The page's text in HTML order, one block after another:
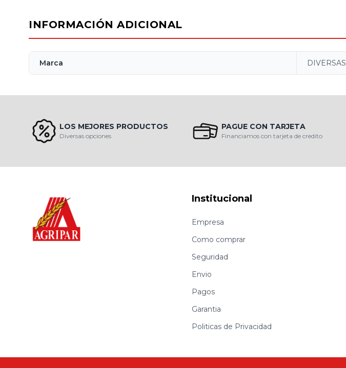
INFORMACIÓN ADICIONAL
Marca DIVERSAS
LOS MEJORES PRODUCTOS
Diversas opciones
PAGUE CON TARJETA
Financiamos con tarjeta de credito
Institucional
Empresa
Como comprar
Seguridad
Envio
Pagos
Garantia
Politicas de Privacidad